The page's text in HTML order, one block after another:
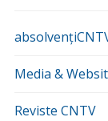
Media &
Reviste CNTV